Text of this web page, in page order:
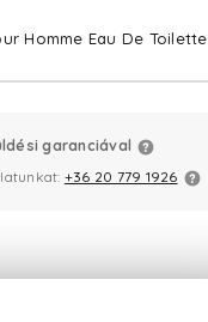
Homme Eau De Toilette
garanciával
+36 20 779 1926